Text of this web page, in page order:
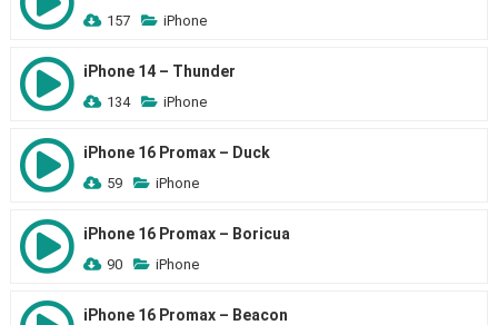
157 iPhone
iPhone 14 – Thunder
134 iPhone
iPhone 16 Promax – Duck
59 iPhone
iPhone 16 Promax – Boricua
90 iPhone
iPhone 16 Promax – Beacon